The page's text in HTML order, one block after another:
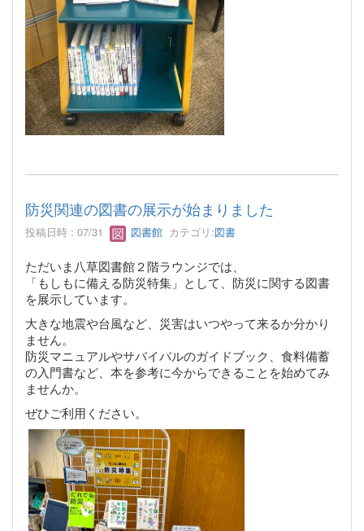
防災関連の図書の展示が始まりました
投稿日時 : 07/31 図書館 カテゴリ:図書
ただいま八草図書館２階ラウンジでは、
「もしもに備える防災特集」として、 防災に関する図書
を展示しています。
大きな地震や台風など、災害はいつやって来るか分かり
ません。
防災マニュアルやサバイバルのガイドブック、食料備蓄
の入門書など、 本を参考に今からできることを始めてみ
ませんか。
ぜひご利用ください。